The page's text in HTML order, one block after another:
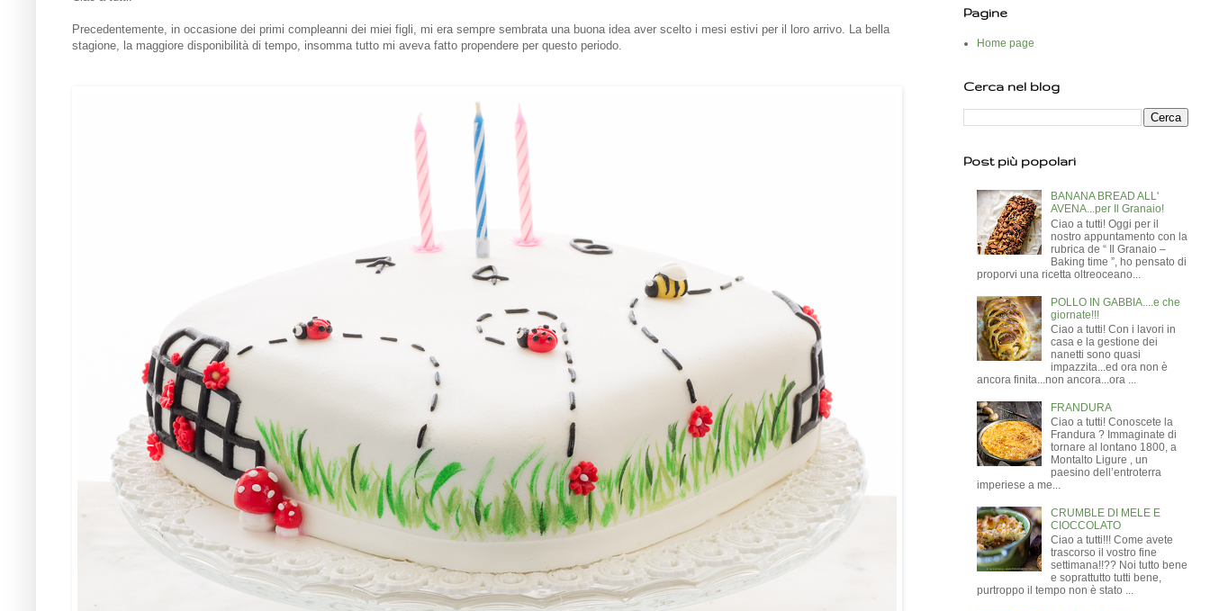
Precedentemente, in occasione dei primi compleanni dei miei figli, mi era sempre sembrata una buona idea aver scelto i mesi estivi per il loro arrivo. La bella
stagione, la maggiore disponibilità di tempo, insomma tutto mi aveva fatto propendere per questo periodo.
Pagine
Home page
Cerca nel blog
Post più popolari
BANANA BREAD ALL'
AVENA...per Il Granaio!
Ciao a tutti! Oggi per il
nostro appuntamento con la
rubrica de “ Il Granaio –
Baking time ”, ho pensato di
proporvi una ricetta oltreoceano...
POLLO IN GABBIA....e che
giornate!!!
Ciao a tutti! Con i lavori in
casa e la gestione dei
nanetti sono quasi
impazzita...ed ora non è
ancora finita...non ancora...ora ...
FRANDURA
Ciao a tutti! Conoscete la
Frandura ? Immaginate di
tornare al lontano 1800, a
Montalto Ligure , un
paesino dell’entroterra
imperiese a me...
CRUMBLE DI MELE E
CIOCCOLATO
Ciao a tutti!!! Come avete
trascorso il vostro fine
settimana!!?? Noi tutto bene
e soprattutto tutti bene,
purtroppo il tempo non è stato ...